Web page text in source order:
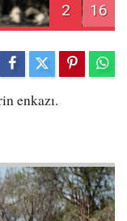
2 16
enkazı.